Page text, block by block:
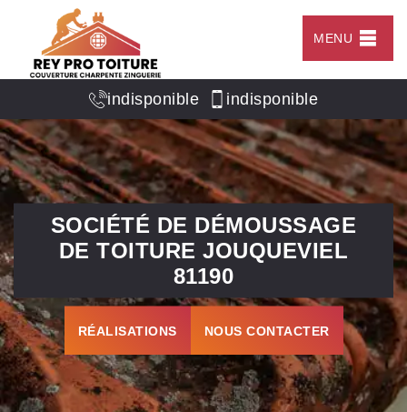
MENU
indisponible indisponible
SOCIÉTÉ DE DÉMOUSSAGE
DE TOITURE JOUQUEVIEL
81190
RÉALISATIONS NOUS CONTACTER